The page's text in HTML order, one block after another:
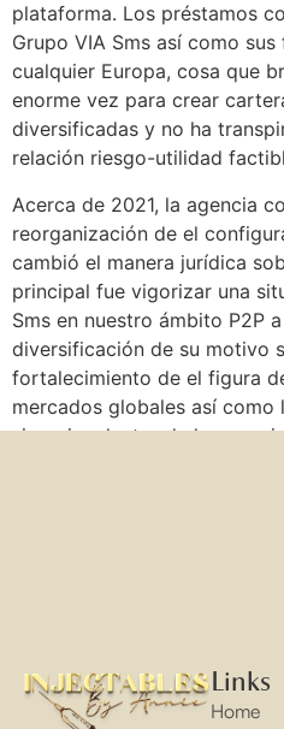
plataforma. Los préstamos
Grupo VIA Sms así­ como
cualquier Europa, cosa que
enorme vez para crear
diversificadas y no ha
relación riesgo-utilidad
Acerca de 2021, la agencia
reorganización de el
cambió el manera jurídica
principal fue vigorizar una
Sms en nuestro ámbito P2P
diversificación de su motivo
fortalecimiento de el figura
mercados globales así­
sinergias dentro de la
Links
Home